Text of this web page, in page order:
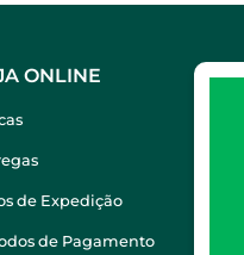
ONLINE
de Expedição
de Pagamento